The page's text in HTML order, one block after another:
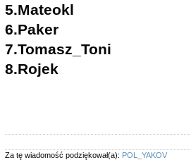
5.Mateokl
6.Paker
7.Tomasz_Toni
8.Rojek
Za tę wiadomość podziękował(a): POL_YAKOV